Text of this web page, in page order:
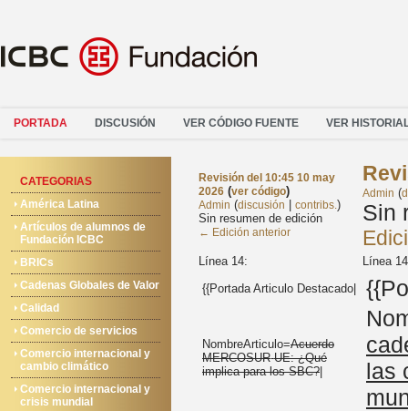
PORTADA DISCUSIÓN VER CÓDIGO FUENTE VER
CATEGORIAS
América Latina
Artículos de alumnos de
Fundación ICBC
BRICs
Cadenas Globales de Valor
Calidad
Comercio de servicios
Comercio internacional y
cambio climático
Comercio internacional y
crisis mundial
Revisión del 10:45 10 may
2026 (ver código)
Admin (discusión contribs.)
Sin resumen de edición
← Edición anterior
Admin (
Sin
Línea 14:
Línea
{{Portada Articulo Destacado|
NombreArticulo=Acuerdo
MERCOSUR-UE: ¿Qué
implica para los SBC?
las